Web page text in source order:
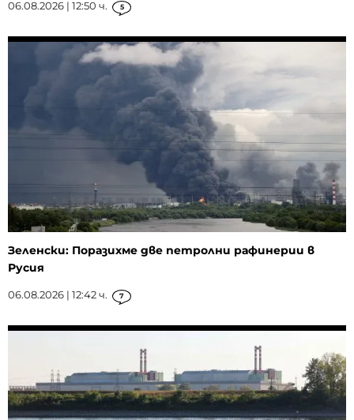
06.08.2026 | 12:50 ч. 5
Зеленски: Поразихме две петролни рафинерии в
Русия
06.08.2026 | 12:42 ч. 7